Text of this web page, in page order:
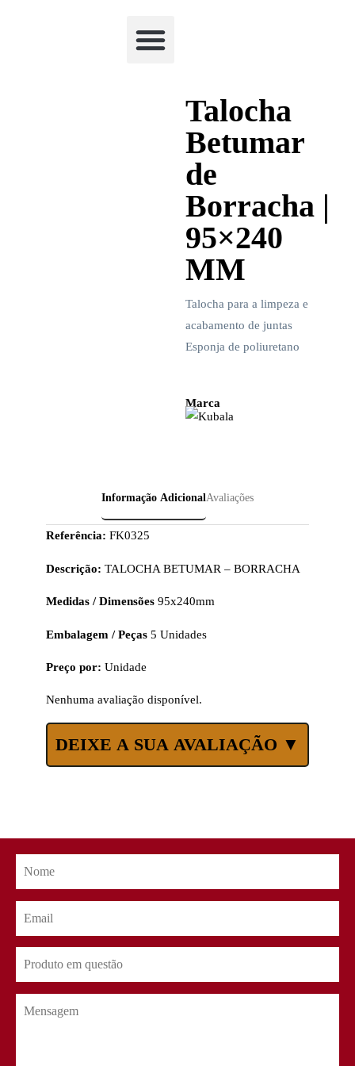
Talocha
Betumar
de
Borracha |
95×240
MM
Talocha para a limpeza e
acabamento de juntas
Esponja de poliuretano
Marca
Informação AdicionalAvaliações
Referência: FK0325
Descrição: TALOCHA BETUMAR – BORRACHA
Medidas / Dimensões 95x240mm
Embalagem / Peças 5 Unidades
Preço por: Unidade
Nenhuma avaliação disponível.
DEIXE A SUA AVALIAÇÃO ▼